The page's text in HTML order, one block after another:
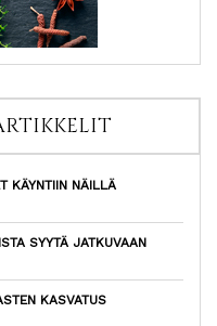
KÄYNTIIN NÄILLÄ
SYYTÄ JATKUVAAN
KASVATUS